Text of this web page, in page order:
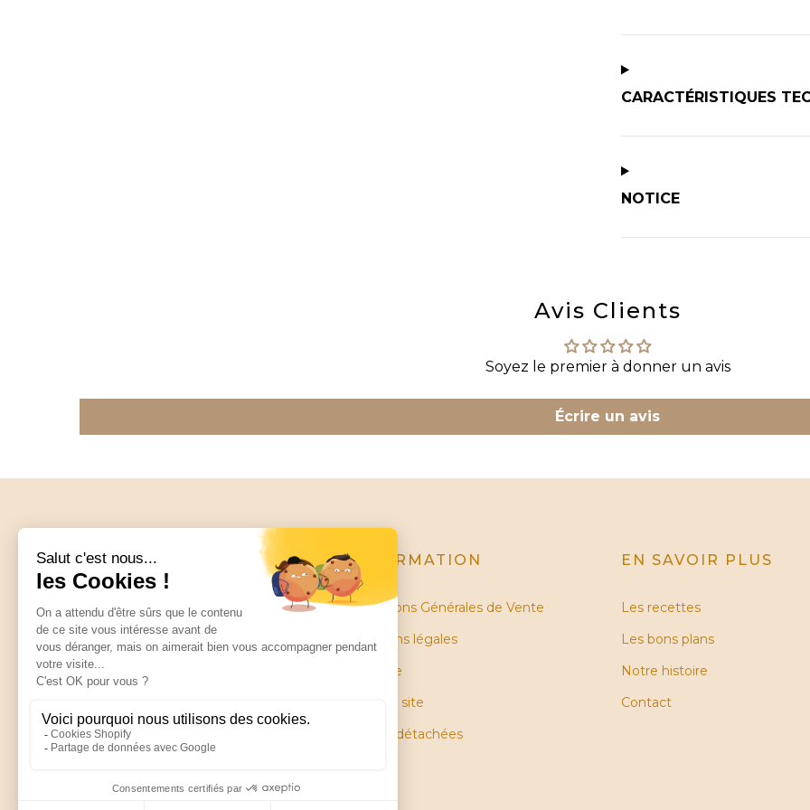
CARACTÉRISTIQUES
NOTICE
Avis Clients
Soyez le premier à donner un avis
Écrire un avis
Little balance
ZA Les Petites Ruelles
Contactez-nous
INFORMATION
Conditions Générales de Vente
Mentions légales
Garantie
Plan du site
Pièces détachées
EN SAVOIR PLUS
Les recettes
Les bons plans
Notre histoire
Contact